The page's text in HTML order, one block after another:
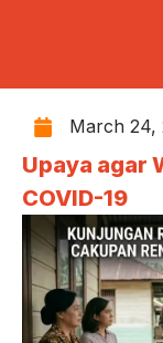
March 24,
Upaya agar
COVID-19